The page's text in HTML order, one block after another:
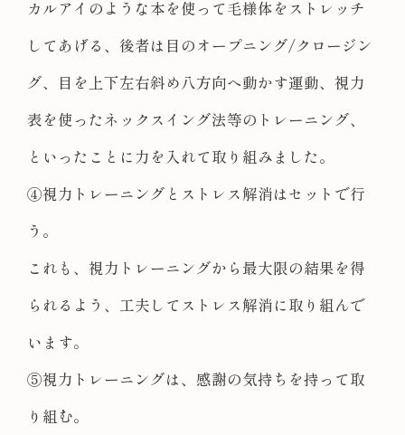
カルアイのような本を使って毛様体をストレッチ
してあげる、後者は目のオープニング/クロージン
グ、目を上下左右斜め八方向へ動かす運動、視力
表を使ったネックスイング法等のトレーニング、
といったことに力を入れて取り組みました。
④視力トレーニングとストレス解消はセットで行
う。
これも、視力トレーニングから最大限の結果を得
られるよう、工夫してストレス解消に取り組んで
います。
⑤視力トレーニングは、感謝の気持ちを持って取
り組む。